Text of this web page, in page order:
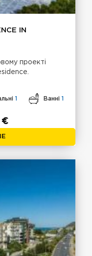
IN
проекті
1 Ванні 1
€